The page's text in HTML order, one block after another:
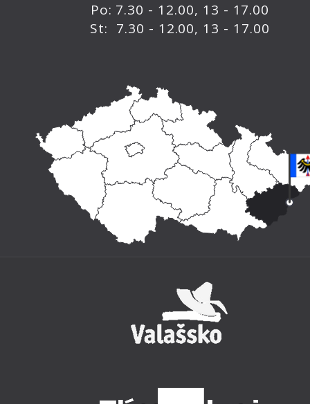
Po: 7.30 - 12.00, 13 - 17.00
St: 7.30 - 12.00, 13 - 17.00